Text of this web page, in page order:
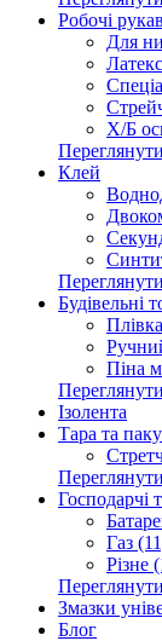
Робочі
Для
Х/Б
Клей
Будівельні
Піна
Ізолента
Тара та
Господарчі
Газ
Різне
Змазки
Блог